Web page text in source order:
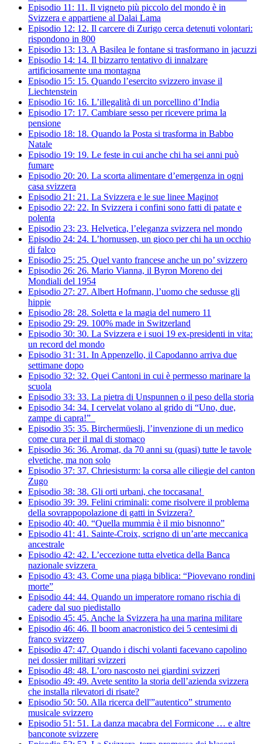
Episodio 11: 11. Il vigneto più piccolo del mondo è in
Svizzera e appartiene al Dalai Lama
Episodio 12: 12. Il carcere di Zurigo cerca detenuti volontari:
rispondono in 800
Episodio 13: 13. A Basilea le fontane si trasformano in jacuzzi
Episodio 14: 14. Il bizzarro tentativo di innalzare
artificiosamente una montagna
Episodio 15: 15. Quando l’esercito svizzero invase il
Liechtenstein
Episodio 16: 16. L’illegalità di un porcellino d’India
Episodio 17: 17. Cambiare sesso per ricevere prima la
pensione
Episodio 18: 18. Quando la Posta si trasforma in Babbo
Natale
Episodio 19: 19. Le feste in cui anche chi ha sei anni può
fumare
Episodio 20: 20. La scorta alimentare d’emergenza in ogni
casa svizzera
Episodio 21: 21. La Svizzera e le sue linee Maginot
Episodio 22: 22. In Svizzera i confini sono fatti di patate e
polenta
Episodio 23: 23. Helvetica, l’eleganza svizzera nel mondo
Episodio 24: 24. L’hornussen, un gioco per chi ha un occhio
di falco
Episodio 25: 25. Quel vanto francese anche un po’ svizzero
Episodio 26: 26. Mario Vianna, il Byron Moreno dei
Mondiali del 1954
Episodio 27: 27. Albert Hofmann, l’uomo che sedusse gli
hippie
Episodio 28: 28. Soletta e la magia del numero 11
Episodio 29: 29. 100% made in Switzerland
Episodio 30: 30. La Svizzera e i suoi 19 ex-presidenti in vita:
un record del mondo
Episodio 31: 31. In Appenzello, il Capodanno arriva due
settimane dopo
Episodio 32: 32. Quei Cantoni in cui è permesso marinare la
scuola
Episodio 33: 33. La pietra di Unspunnen o il peso della storia
Episodio 34: 34. I cervelat volano al grido di “Uno, due,
zampe di capra!”
Episodio 35: 35. Birchermüesli, l’invenzione di un medico
come cura per il mal di stomaco
Episodio 36: 36. Aromat, da 70 anni su (quasi) tutte le tavole
elvetiche, ma non solo
Episodio 37: 37. Chriesisturm: la corsa alle ciliegie del canton
Zugo
Episodio 38: 38. Gli orti urbani, che toccasana!
Episodio 39: 39. Felini criminali: come risolvere il problema
della sovrappopolazione di gatti in Svizzera?
Episodio 40: 40. “Quella mummia è il mio bisnonno”
Episodio 41: 41. Sainte-Croix, scrigno di un’arte meccanica
ancestrale
Episodio 42: 42. L’eccezione tutta elvetica della Banca
nazionale svizzera
Episodio 43: 43. Come una piaga biblica: “Piovevano rondini
morte”
Episodio 44: 44. Quando un imperatore romano rischia di
cadere dal suo piedistallo
Episodio 45: 45. Anche la Svizzera ha una marina militare
Episodio 46: 46. Il boom anacronistico dei 5 centesimi di
franco svizzero
Episodio 47: 47. Quando i dischi volanti facevano capolino
nei dossier militari svizzeri
Episodio 48: 48. L’oro nascosto nei giardini svizzeri
Episodio 49: 49. Avete sentito la storia dell’azienda svizzera
che installa rilevatori di risate?
Episodio 50: 50. Alla ricerca dell'”autentico” strumento
musicale svizzero
Episodio 51: 51. La danza macabra del Formicone … e altre
banconote svizzere